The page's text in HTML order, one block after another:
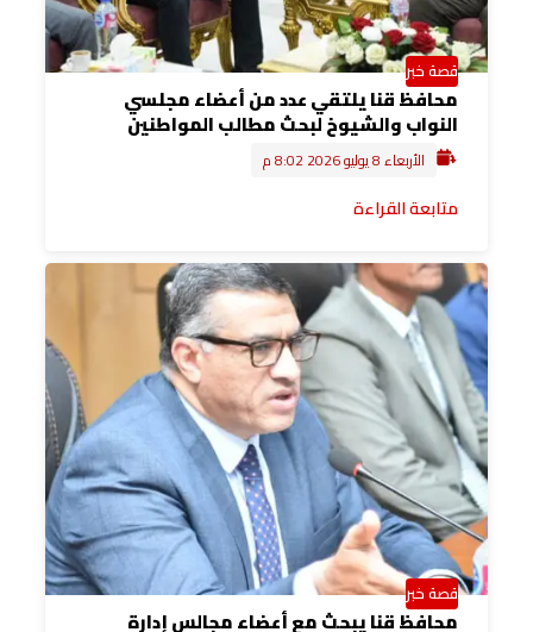
قصة خبر
محافظ قنا يلتقي عدد من أعضاء مجلسي
النواب والشيوخ لبحث مطالب المواطنين
الأربعاء 8 يوليو 2026 8:02 م
متابعة القراءة
قصة خبر
محافظ قنا يبحث مع أعضاء مجالس إدارة